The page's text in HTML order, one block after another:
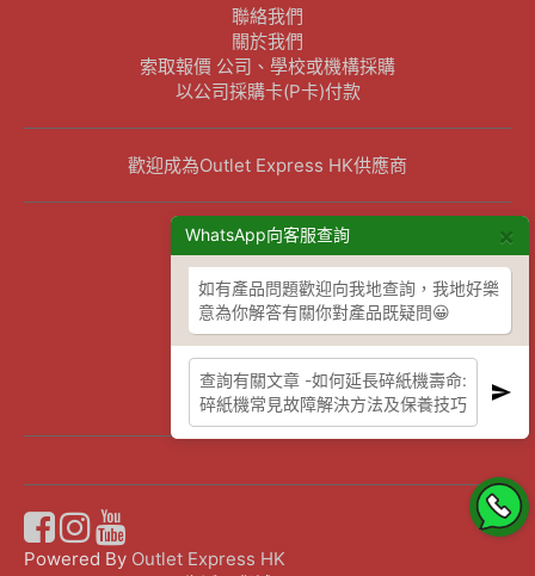
WhatsApp向客服查詢 ×
如有產品問題歡迎向我地查詢，我地好樂
意為你解答有關你對產品既疑問😀
聯絡我們
關於我們
索取報價 公司、學校或機構採購
以公司採購卡(P卡)付款
歡迎成為Outlet Express HK供應商
其他資訊
下單須知
隱私權及條款聲明
保養條款及更換政策
除舊服務條款及細則
條款及細則
網站地圖
Powered By Outlet Express HK